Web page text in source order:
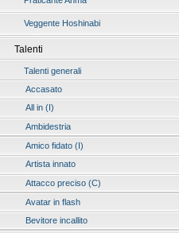
Veggente Hoshinabi
Talenti
Talenti generali
Accasato
All in (I)
Ambidestria
Amico fidato (I)
Artista innato
Attacco preciso (C)
Avatar in flash
Bevitore incallito